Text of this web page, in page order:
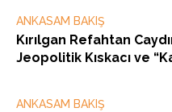
ANKASAM BAKIŞ
Kırılgan Refahtan
Jeopolitik Kıskacı ve
ANKASAM BAKIŞ